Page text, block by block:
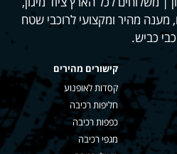
מענה מהיר ומקצועי לרוכבי שטח
כביש.
קישורים מהירים
קסדות לאופנוע
חליפות רכיבה
כפפות רכיבה
מגפי רכיבה